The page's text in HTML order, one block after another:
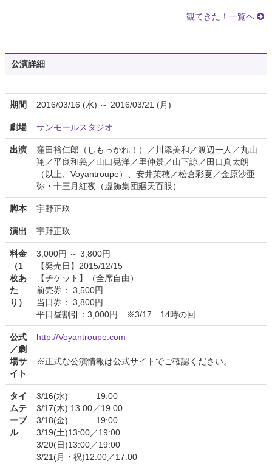
観てきた！一覧へ
公演詳細
期間 2016/03/16 (水) ～ 2016/03/21 (月)
劇場 サンモールスタジオ
出演
窪田裕仁郎（しもっかれ！）／川添美和／渡辺一人／丸山
翔／平良和義／山口晃洋／里仲景／山下諒／田口真太朗
（以上、Voyantroupe）、安井茉穂／松倉彩夏／金原沙亜
弥・十三月紅夜（虚飾集団廻天百眼）
脚本 宇野正玖
演出 宇野正玖
料金
（1
枚あ
た
り）
3,000円 ～ 3,800円
【発売日】2015/12/15
【チケット】（全席自由）
前売券： 3,500円
当日券： 3,800円
平日昼割引：3,000円 ※3/17 14時の回
公式
／劇
場サ
イト
http://Voyantroupe.com
※正式な公演情報は公式サイトでご確認ください。
タイ
ムテ
ーブ
ル
3/16(水) 19:00
3/17(木) 13:00／19:00
3/18(金) 19:00
3/19(土)13:00／19:00
3/20(日)13:00／19:00
3/21(月・祝)12:00／17:00